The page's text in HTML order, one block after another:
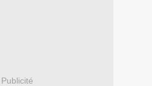
Publicité